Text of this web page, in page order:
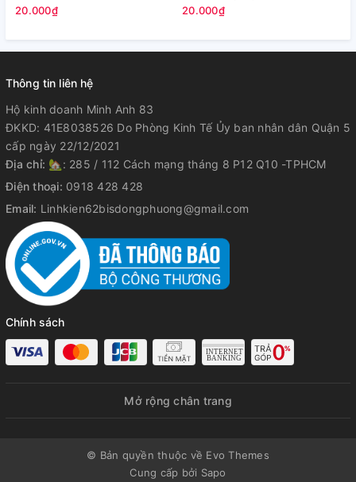
20.000₫
20.000₫
Thông tin liên hệ
Hộ kinh doanh Minh Anh 83
ĐKKD: 41E8038526 Do Phòng Kinh Tế Ủy ban nhân dân Quận 5
cấp ngày 22/12/2021
Địa chỉ: 🏡: 285 / 112 Cách mạng tháng 8 P12 Q10 -TPHCM
Điện thoại: 0918 428 428
Email: Linhkien62bisdongphuong@gmail.com
Chính sách
Mở rộng chân trang
© Bản quyền thuộc về Evo Themes
Cung cấp bởi Sapo